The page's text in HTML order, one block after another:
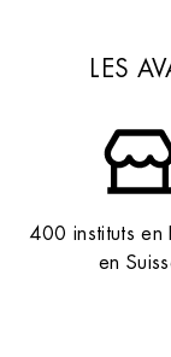
LES
400 instituts en
en